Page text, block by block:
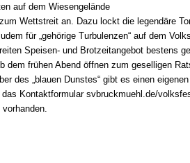
auf dem Wiesengelände
Wettstreit an. Dazu lockt die legendäre
für „gehörige Turbulenzen“ auf dem
Speisen- und Brotzeitangebot bestens
frühen Abend öffnen zum geselligen
des „blauen Dunstes“ gibt es einen
Kontaktformular svbruckmuehl.de/